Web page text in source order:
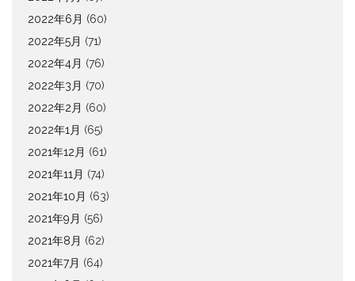
2022年6月 (60)
2022年5月 (71)
2022年4月 (76)
2022年3月 (70)
2022年2月 (60)
2022年1月 (65)
2021年12月 (61)
2021年11月 (74)
2021年10月 (63)
2021年9月 (56)
2021年8月 (62)
2021年7月 (64)